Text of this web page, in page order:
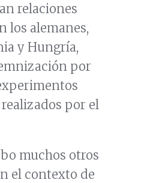
relaciones
los alemanes,
y Hungría,
por
por el
muchos otros
el contexto de